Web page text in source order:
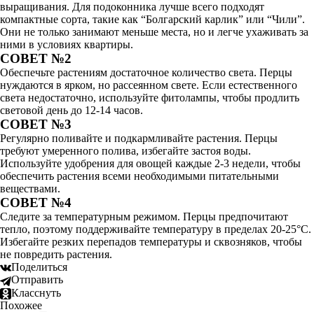
выращивания. Для подоконника лучше всего подходят
компактные сорта, такие как “Болгарский карлик” или “Чили”.
Они не только занимают меньше места, но и легче ухаживать за
ними в условиях квартиры.
СОВЕТ №2
Обеспечьте растениям достаточное количество света. Перцы
нуждаются в ярком, но рассеянном свете. Если естественного
света недостаточно, используйте фитолампы, чтобы продлить
световой день до 12-14 часов.
СОВЕТ №3
Регулярно поливайте и подкармливайте растения. Перцы
требуют умеренного полива, избегайте застоя воды.
Используйте удобрения для овощей каждые 2-3 недели, чтобы
обеспечить растения всеми необходимыми питательными
веществами.
СОВЕТ №4
Следите за температурным режимом. Перцы предпочитают
тепло, поэтому поддерживайте температуру в пределах 20-25°C.
Избегайте резких перепадов температуры и сквозняков, чтобы
не повредить растения.
Поделиться
Отправить
Класснуть
Похожее